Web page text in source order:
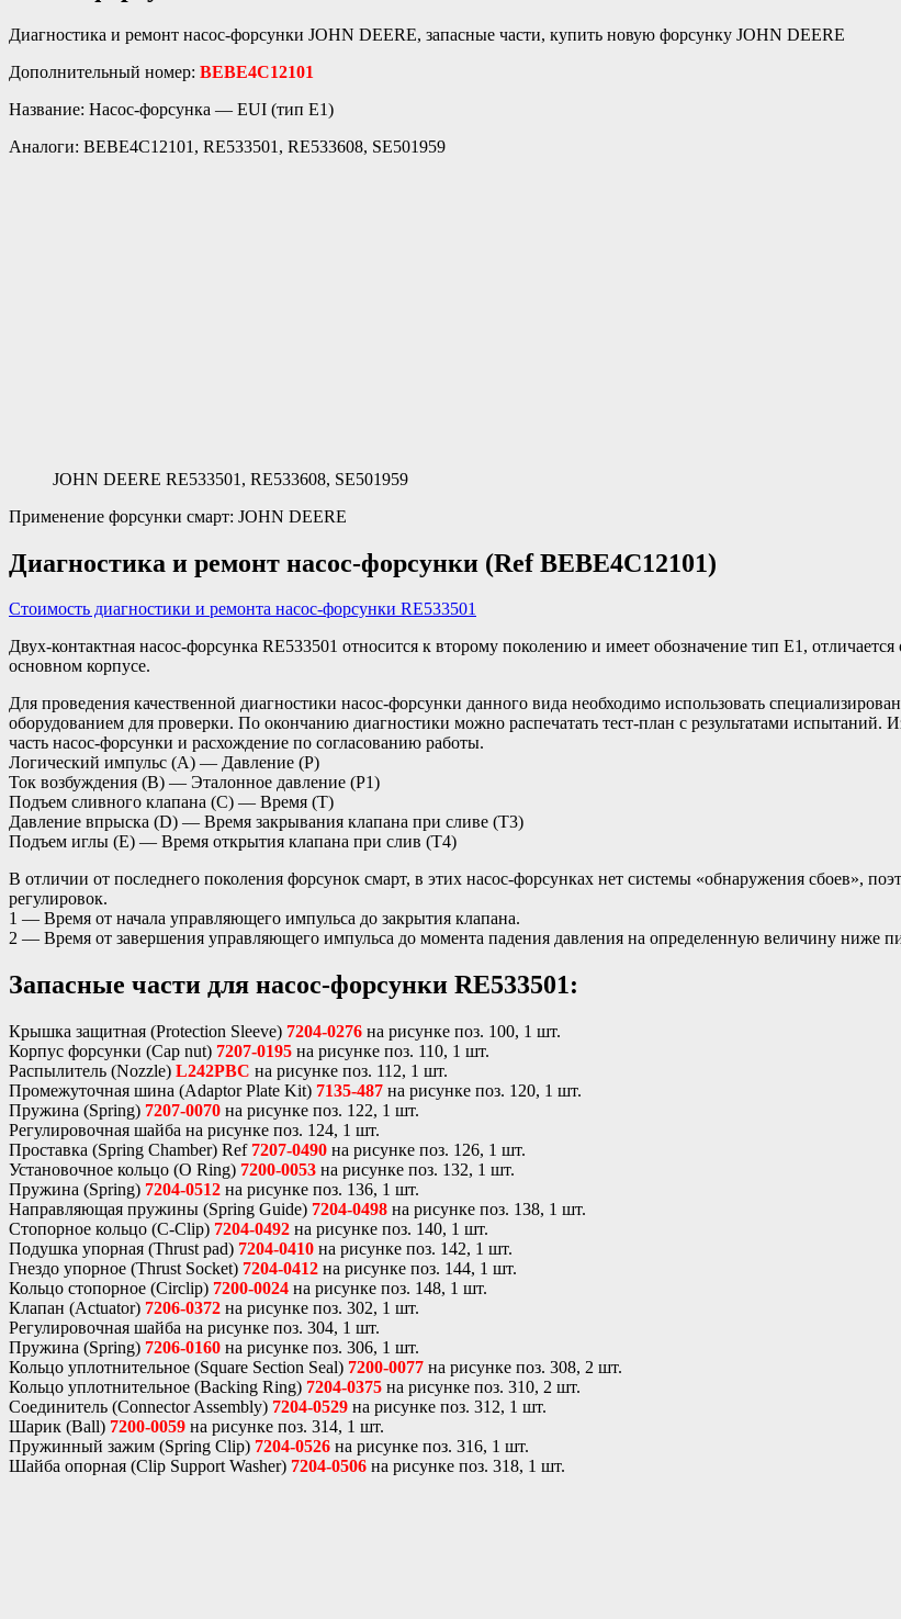
Диагностика и ремонт насос-форсунки JOHN DEERE, запасные части, купить новую форсунку JOHN DEERE
Дополнительный номер: BEBE4C12101
Название: Насос-форсунка — EUI (тип E1)
Аналоги: BEBE4C12101, RE533501, RE533608, SE501959
JOHN DEERE RE533501, RE533608, SE501959
Применение форсунки смарт: JOHN DEERE
Диагностика и ремонт насос-форсунки (Ref BEBE4C12101)
Стоимость диагностики и ремонта насос-форсунки RE533501
Двух-контактная насос-форсунка RE533501 относится к второму поколению и имеет обозначение тип E1,
основном корпусе.
Для проведения качественной диагностики насос-форсунки данного вида необходимо использовать
оборудованием для проверки. По окончанию диагностики можно распечатать тест-план с результатами испытаний.
часть насос-форсунки и расхождение по согласованию работы.
Логический импульс (A) — Давление (P)
Ток возбуждения (B) — Эталонное давление (P1)
Подъем сливного клапана (C) — Время (T)
Давление впрыска (D) — Время закрывания клапана при сливе (T3)
Подъем иглы (E) — Время открытия клапана при слив (T4)
В отличии от последнего поколения форсунок смарт, в этих насос-форсунках нет системы «обнаружения сбоев»,
регулировок.
1 — Время от начала управляющего импульса до закрытия клапана.
2 — Время от завершения управляющего импульса до момента падения давления на определенную величину ниже
Запасные части для насос-форсунки RE533501:
Крышка защитная (Protection Sleeve) 7204-0276 на рисунке поз. 100, 1 шт.
Корпус форсунки (Cap nut) 7207-0195 на рисунке поз. 110, 1 шт.
Распылитель (Nozzle) L242PBC на рисунке поз. 112, 1 шт.
Промежуточная шина (Adaptor Plate Kit) 7135-487 на рисунке поз. 120, 1 шт.
Пружина (Spring) 7207-0070 на рисунке поз. 122, 1 шт.
Регулировочная шайба на рисунке поз. 124, 1 шт.
Проставка (Spring Chamber) Ref 7207-0490 на рисунке поз. 126, 1 шт.
Установочное кольцо (O Ring) 7200-0053 на рисунке поз. 132, 1 шт.
Пружина (Spring) 7204-0512 на рисунке поз. 136, 1 шт.
Направляющая пружины (Spring Guide) 7204-0498 на рисунке поз. 138, 1 шт.
Стопорное кольцо (C-Clip) 7204-0492 на рисунке поз. 140, 1 шт.
Подушка упорная (Thrust pad) 7204-0410 на рисунке поз. 142, 1 шт.
Гнездо упорное (Thrust Socket) 7204-0412 на рисунке поз. 144, 1 шт.
Кольцо стопорное (Circlip) 7200-0024 на рисунке поз. 148, 1 шт.
Клапан (Actuator) 7206-0372 на рисунке поз. 302, 1 шт.
Регулировочная шайба на рисунке поз. 304, 1 шт.
Пружина (Spring) 7206-0160 на рисунке поз. 306, 1 шт.
Кольцо уплотнительное (Square Section Seal) 7200-0077 на рисунке поз. 308, 2 шт.
Кольцо уплотнительное (Backing Ring) 7204-0375 на рисунке поз. 310, 2 шт.
Соединитель (Connector Assembly) 7204-0529 на рисунке поз. 312, 1 шт.
Шарик (Ball) 7200-0059 на рисунке поз. 314, 1 шт.
Пружинный зажим (Spring Clip) 7204-0526 на рисунке поз. 316, 1 шт.
Шайба опорная (Clip Support Washer) 7204-0506 на рисунке поз. 318, 1 шт.